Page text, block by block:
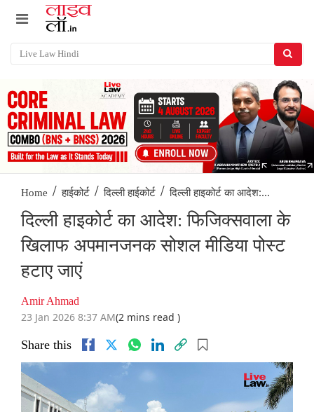
Home / हाईकोर्ट / दिल्ली हाईकोर्ट / दिल्ली हाइकोर्ट का आदेश:...
दिल्ली हाइकोर्ट का आदेश: फिजिक्सवाला के
खिलाफ अपमानजनक सोशल मीडिया पोस्ट
हटाए जाएं
Amir Ahmad
23 Jan 2026 8:37 AM(2 mins read )
Share this